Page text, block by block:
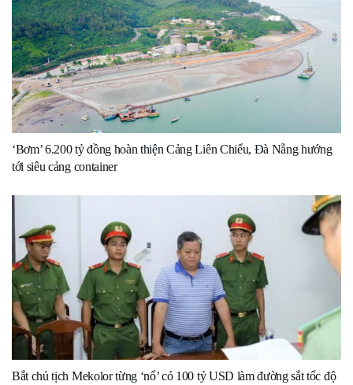
‘Bơm’ 6.200 tỷ đồng hoàn thiện Cảng Liên Chiểu, Đà Nẵng hướng
tới siêu cảng container
Bắt chủ tịch Mekolor từng ‘nổ’ có 100 tỷ USD làm đường sắt tốc độ